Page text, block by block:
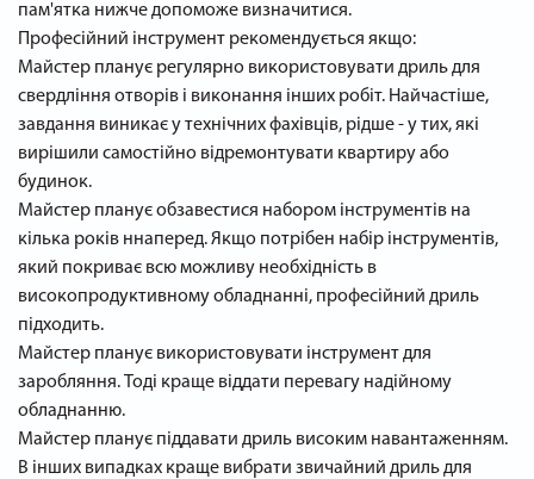
пам'ятка нижче допоможе визначитися.
Професійний інструмент рекомендується якщо:
Майстер планує регулярно використовувати дриль для
свердління отворів і виконання інших робіт. Найчастіше,
завдання виникає у технічних фахівців, рідше - у тих, які
вирішили самостійно відремонтувати квартиру або
будинок.
Майстер планує обзавестися набором інструментів на
кілька років ннаперед. Якщо потрібен набір інструментів,
який покриває всю можливу необхідність в
високопродуктивному обладнанні, професійний дриль
підходить.
Майстер планує використовувати інструмент для
заробляння. Тоді краще віддати перевагу надійному
обладнанню.
Майстер планує піддавати дриль високим навантаженням.
В інших випадках краще вибрати звичайний дриль для